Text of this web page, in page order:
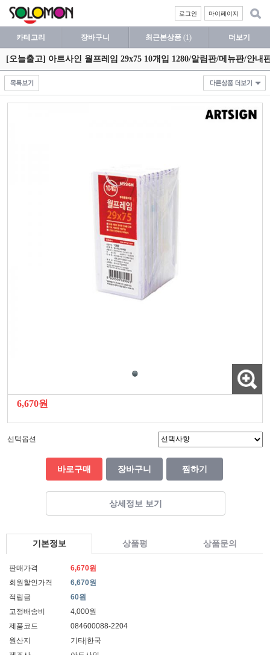
마이페이지
로그인
카테고리 장바구니 최근본상품 (1) 더보기
[오늘출고] 아트사인 월프레임 29x75 10개입 1280/알림판/메뉴판/안내
6,670원
선택옵션
바로구매 장바구니 찜하기
상세정보 보기
기본정보 상품평 상품문의
판매가격
6,670원
회원할인가격
6,670원
적립금
60원
고정배송비
4,000원
제품코드
084600088-2204
원산지
기타|한국